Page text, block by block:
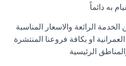
به دائماً
الخدمة الرائعة والاسعار المناسبة
او بكافة فروعنا المنتشرة
الرئيسية